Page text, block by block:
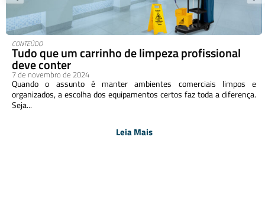
CONTEÚDO
Tudo que um carrinho de limpeza profissional
deve conter
7 de novembro de 2024
Quando o assunto é manter ambientes comerciais limpos e
organizados, a escolha dos equipamentos certos faz toda a diferença.
Seja...
Leia Mais